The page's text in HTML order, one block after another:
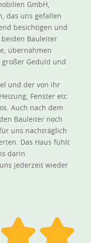
GmbH,
das uns gefallen
besichtigen und
Bauleiter
übernahmen
Geduld und
und der von ihr
Fenster etc.
Auch nach dem
Bauleiter noch
uns nachträglich
Das Haus fühlt
darin
jederzeit wieder